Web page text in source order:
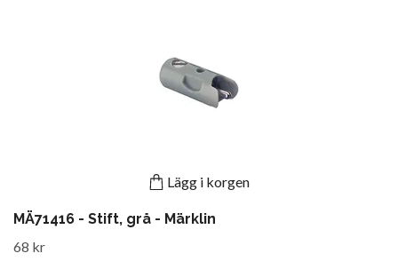
Lägg i korgen
MÄ71416 - Stift, grå - Märklin
68 kr